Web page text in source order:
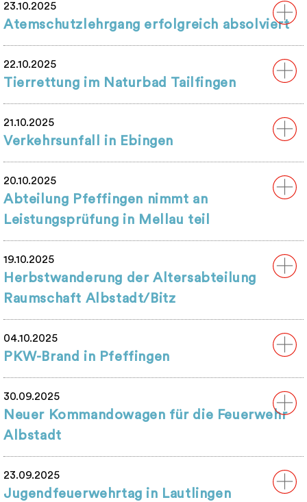
23.10.2025
Atemschutzlehrgang erfolgreich absolviert
22.10.2025
Tierrettung im Naturbad Tailfingen
21.10.2025
Verkehrsunfall in Ebingen
20.10.2025
Abteilung Pfeffingen nimmt an
Leistungsprüfung in Mellau teil
19.10.2025
Herbstwanderung der Altersabteilung
Raumschaft Albstadt/Bitz
04.10.2025
PKW-Brand in Pfeffingen
30.09.2025
Neuer Kommandowagen für die Feuerwehr
Albstadt
23.09.2025
Jugendfeuerwehrtag in Lautlingen